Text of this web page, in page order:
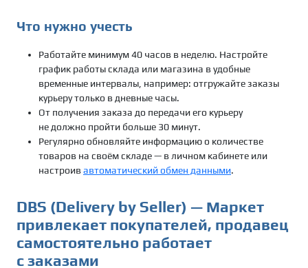
Что нужно учесть
Работайте минимум 40 часов в неделю. Настройте
график работы склада или магазина в удобные
временные интервалы, например: отгружайте заказы
курьеру только в дневные часы.
От получения заказа до передачи его курьеру
не должно пройти больше 30 минут.
Регулярно обновляйте информацию о количестве
товаров на своём складе — в личном кабинете или
настроивавтоматический обмен данными.
DBS (Delivery by Seller) — Маркет
привлекает покупателей, продавец
самостоятельно работает
с заказами